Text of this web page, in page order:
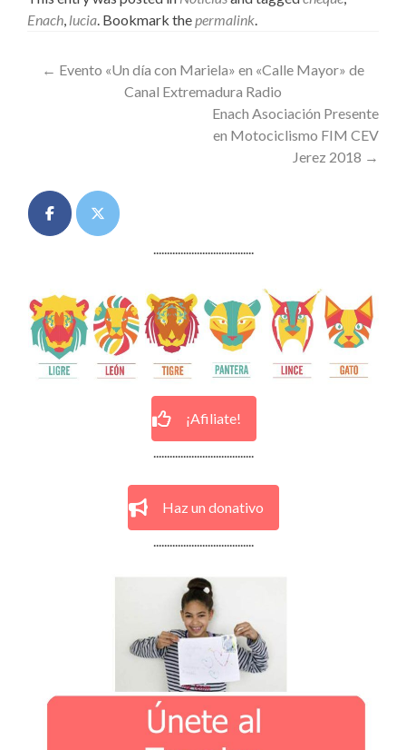
Enach lucia . Bookmark the permalink
Post
navigation
← Evento «Un día con Mariela» en «Calle Mayor» de
Canal Extremadura Radio
Enach Asociación Presente
en Motociclismo FIM CEV
Jerez 2018 →
¡Afiliate!
Haz un donativo